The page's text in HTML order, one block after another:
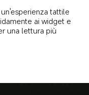
tattile
ai widget e
una lettura più